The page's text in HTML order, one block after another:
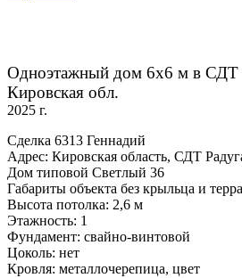
Одноэтажный дом 6х6 м в СДТ
Кировская обл.
2025 г.
Сделка 6313 Геннадий
Адрес: Кировская область, СДТ
Дом типовой Светлый 36
Габариты объекта без крыльца и
Высота потолка: 2,6 м
Этажность: 1
Фундамент: свайно-винтовой
Цоколь: нет
Кровля: металлочерепица, цвет